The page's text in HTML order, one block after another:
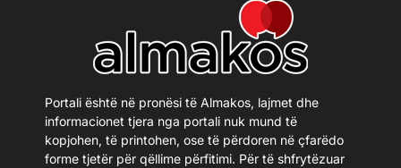
Portali është në pronësi të Almakos, lajmet dhe
informacionet tjera nga portali nuk mund të
kopjohen, të printohen, ose të përdoren në çfarëdo
forme tjetër për qëllime përfitimi. Për të shfrytëzuar